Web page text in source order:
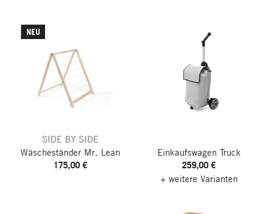
NEU
SIDE BY SIDE
Wäscheständer Mr. Lean
175,00 €
Einkaufswagen Truck
259,00 €
+ weitere Varianten